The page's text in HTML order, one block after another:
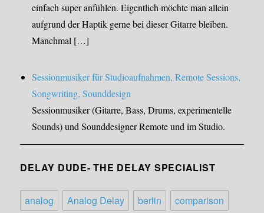
einfach super anfühlen. Eigentlich möchte man allein
aufgrund der Haptik gerne bei dieser Gitarre bleiben.
Manchmal […]
Sessionmusiker für Studioaufnahmen, Remote Sessions,
Songwriting, Sounddesign
Sessionmusiker (Gitarre, Bass, Drums, experimentelle
Sounds) und Sounddesigner Remote und im Studio.
DELAY DUDE- THE DELAY SPECIALIST
analog Analog Delay berlin
comparison